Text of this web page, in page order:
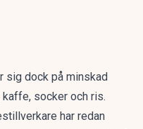
sig dock på minskad
socker och ris.
har redan